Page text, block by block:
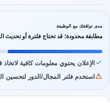
مدى توافقك مع الوظيفة
مطابقة محدودة؛ قد تحتاج فلترة أو تحديث
الإعلان يحتوي معلومات كافية لاتخاذ
استخدم فلتر المجال/الدور لتحسين